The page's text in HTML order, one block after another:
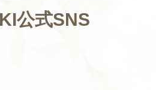
公式SNS